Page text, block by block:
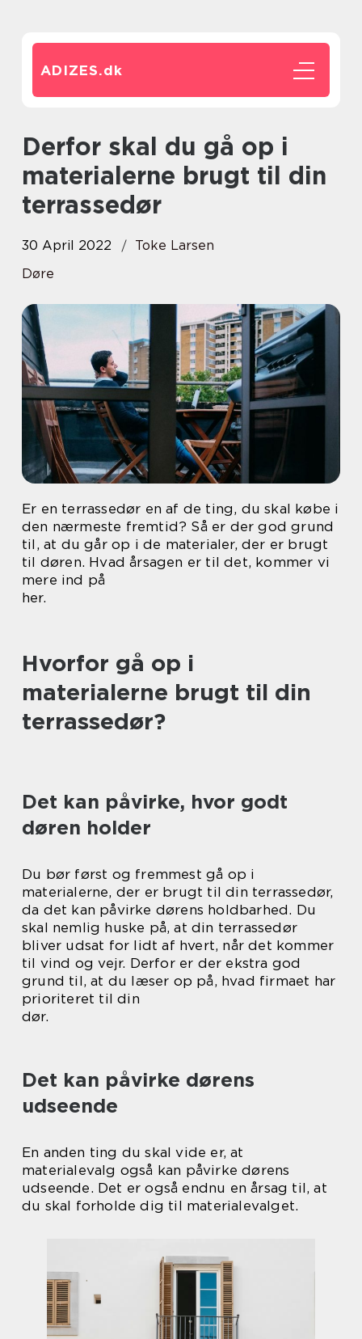
ADIZES.dk
Derfor skal du gå op i
materialerne brugt til din
terrassedør
30 April 2022
Toke Larsen
Døre
Er en terrassedør en af de ting, du skal købe i
den nærmeste fremtid? Så er der god grund
til, at du går op i de materialer, der er brugt
til døren. Hvad årsagen er til det, kommer vi
mere ind på
her.
Hvorfor gå op i
materialerne brugt til din
terrassedør?
Det kan påvirke, hvor godt
døren holder
Du bør først og fremmest gå op i
materialerne, der er brugt til din terrassedør,
da det kan påvirke dørens holdbarhed. Du
skal nemlig huske på, at din terrassedør
bliver udsat for lidt af hvert, når det kommer
til vind og vejr. Derfor er der ekstra god
grund til, at du læser op på, hvad firmaet har
prioriteret til din
dør.
Det kan påvirke dørens
udseende
En anden ting du skal vide er, at
materialevalg også kan påvirke dørens
udseende. Det er også endnu en årsag til, at
du skal forholde dig til materialevalget.